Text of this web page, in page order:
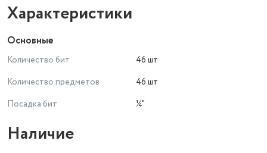
Характеристики
Основные
Количество бит
46 шт
Количество предметов
46 шт
Посадка бит
¼"
Наличие